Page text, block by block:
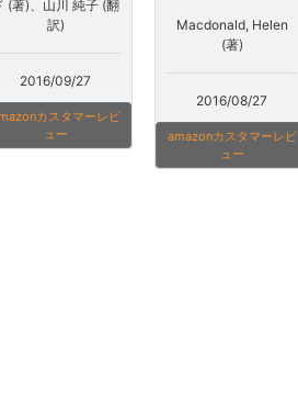
(著)、山川 純子 (翻
訳)
2016/09/27
カスタマーレビ
ュー
Macdonald, Helen
(著)
2016/08/27
amazonカスタマーレビ
ュー